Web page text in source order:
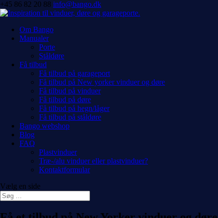
+45 86 82 20 88 info@bango.dk
Om Bango
Manualer
Porte
Ståldøre
Få tilbud
Få tilbud på garageport
Få tilbud på New yorker vinduer og døre
Få tilbud på vinduer
Få tilbud på døre
Få tilbud på hegn/låger
Få tilbud på ståldøre
Bango webshop
Blog
FAQ
Plastvinduer
Træ-/alu vinduer eller plastvinduer?
Kontaktformular
Vælg en side